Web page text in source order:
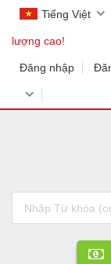
Tiếng Việt
lượng cao!
Đăng nhập